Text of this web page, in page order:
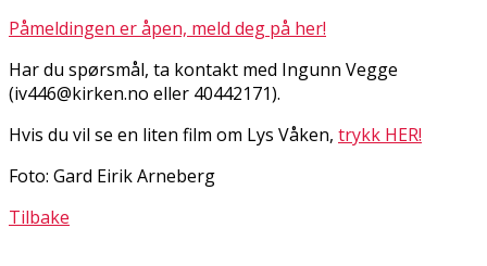
Påmeldingen er åpen, meld deg på her!
Har du spørsmål, ta kontakt med Ingunn Vegge
(iv446@kirken.no eller 40442171).
Hvis du vil se en liten film om Lys Våken, trykk HER!
Foto: Gard Eirik Arneberg
Tilbake